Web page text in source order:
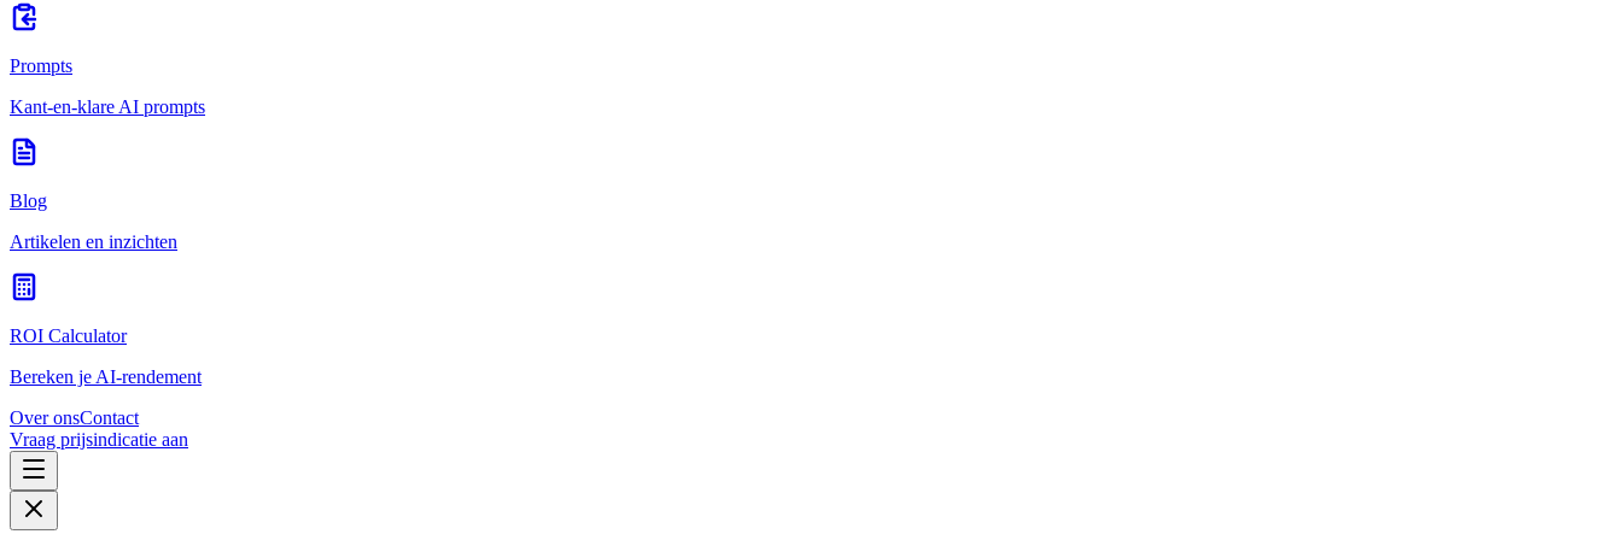
Prompts
Kant-en-klare AI prompts
Blog
Artikelen en inzichten
ROI Calculator
Bereken je AI-rendement
Over onsContact
Vraag prijsindicatie aan